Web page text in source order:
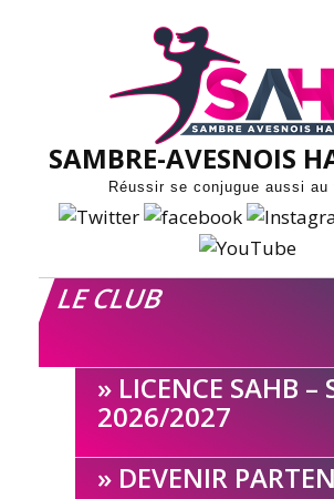
SAMBRE-AVESNOIS
Réussir se conjugue aussi au
LE CLUB
LICENCE SAHB –
2026/2027
DEVENIR